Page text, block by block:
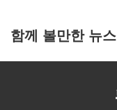
함께 볼만한 뉴스